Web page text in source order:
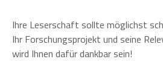
Ihre Leserschaft sollte möglichst
Ihr Forschungsprojekt und seine
wird Ihnen dafür dankbar sein!